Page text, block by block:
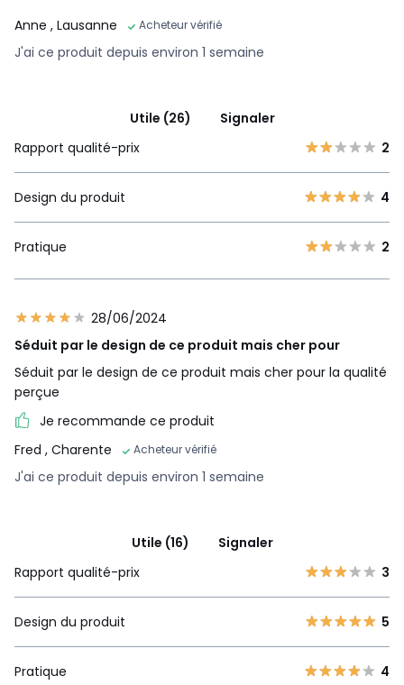
Anne , Lausanne Acheteur vérifié
J'ai ce produit depuis environ 1 semaine
Utile (26)
Signaler
Rapport qualité-prix
2
Design du produit 4
Pratique 2
28/06/2024
Séduit par le design de ce produit mais cher pour
Séduit par le design de ce produit mais cher pour la qualité
perçue
Je recommande ce produit
Fred , Charente Acheteur vérifié
J'ai ce produit depuis environ 1 semaine
Utile (16)
Signaler
Rapport qualité-prix
3
Design du produit 5
Pratique 4